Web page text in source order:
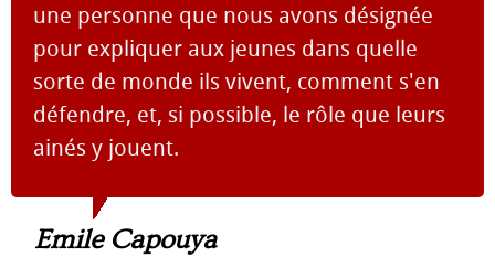
une personne que nous avons désignée
pour expliquer aux jeunes dans quelle
sorte de monde ils vivent, comment s'en
défendre, et, si possible, le rôle que leurs
ainés y jouent.
Emile Capouya